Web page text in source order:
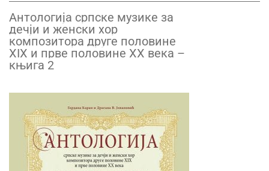
Антологија српске музике за
дечји и женски хор
композитора друге половине
XIX и прве половине XX века –
књига 2